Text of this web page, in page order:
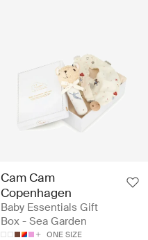
Cam Cam
Copenhagen
Baby Essentials Gift
Box - Sea Garden
ONE SIZE